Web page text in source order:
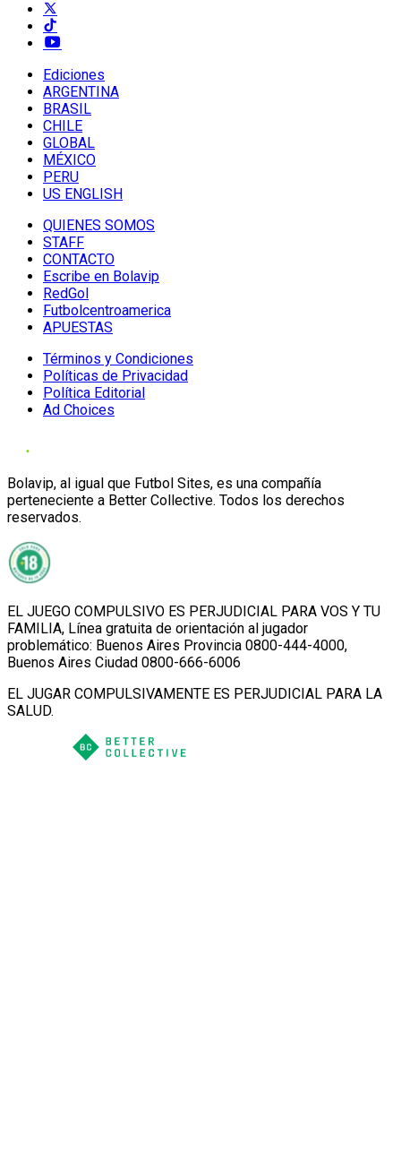
Ediciones
ARGENTINA
BRASIL
CHILE
GLOBAL
MÉXICO
PERU
US ENGLISH
QUIENES SOMOS
STAFF
CONTACTO
Escribe en Bolavip
RedGol
Futbolcentroamerica
APUESTAS
Términos y Condiciones
Políticas de Privacidad
Política Editorial
Ad Choices
Bolavip, al igual que Futbol Sites, es una compañía
perteneciente a Better Collective. Todos los derechos
reservados.
EL JUEGO COMPULSIVO ES PERJUDICIAL PARA VOS Y TU
FAMILIA, Línea gratuita de orientación al jugador
problemático: Buenos Aires Provincia 0800-444-4000,
Buenos Aires Ciudad 0800-666-6006
EL JUGAR COMPULSIVAMENTE ES PERJUDICIAL PARA LA
SALUD.